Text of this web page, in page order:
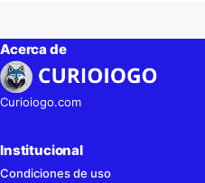
Acerca de
Curioiogo.com
Institucional
Condiciones de uso